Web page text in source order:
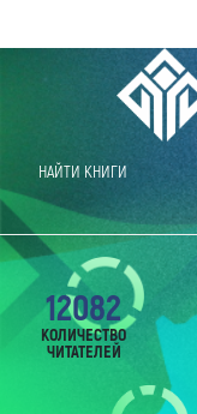
НАЙТИ КНИГИ
12082
КОЛИЧЕСТВО
ЧИТАТЕЛЕЙ